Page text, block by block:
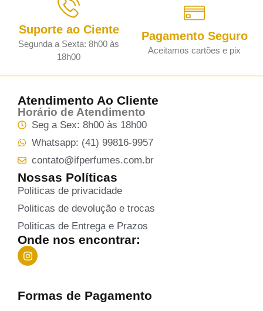
Suporte ao Ciente
Segunda a Sexta: 8h00 às
18h00
Pagamento Seguro
Aceitamos cartões e pix
Atendimento Ao Cliente
Horário de Atendimento
Seg a Sex: 8h00 às 18h00
Whatsapp: (41) 99816-9957
contato@ifperfumes.com.br
Nossas Políticas
Politicas de privacidade
Politicas de devolução e trocas
Politicas de Entrega e Prazos
Onde nos encontrar:
Formas de Pagamento